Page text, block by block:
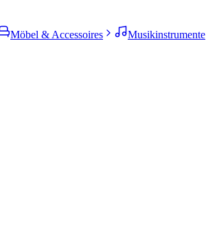
Möbel & Accessoires Musikinstrumente